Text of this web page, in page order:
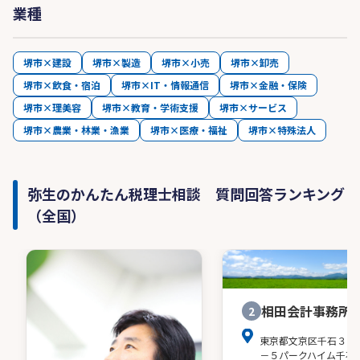
業種
堺市×建設 堺市×製造 堺市×小売
堺市×卸売
堺市×飲食・宿泊
堺市×IT・情報通信
堺市×金融・保険
堺市×理美容
堺市×教育・学術支援
堺市×サービス
堺市×農業・林業・漁業
堺市×医療・福祉 堺市×特殊法人
弥生のかんたん税理士相談 質問回答ランキング
（全国）
2 相田会計事務所
東京都文京区千石３－
－５パークハイム千石